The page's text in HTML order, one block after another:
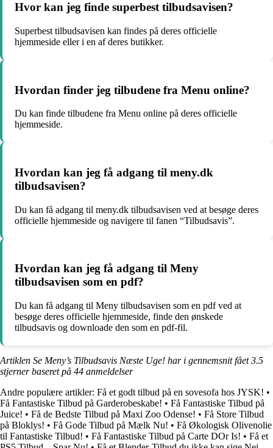
Hvor kan jeg finde superbest tilbudsavisen?
Superbest tilbudsavisen kan findes på deres officielle
hjemmeside eller i en af deres butikker.
Hvordan finder jeg tilbudene fra Menu online?
Du kan finde tilbudene fra Menu online på deres officielle
hjemmeside.
Hvordan kan jeg få adgang til meny.dk
tilbudsavisen?
Du kan få adgang til meny.dk tilbudsavisen ved at besøge deres
officielle hjemmeside og navigere til fanen “Tilbudsavis”.
Hvordan kan jeg få adgang til Meny
tilbudsavisen som en pdf?
Du kan få adgang til Meny tilbudsavisen som en pdf ved at
besøge deres officielle hjemmeside, finde den ønskede
tilbudsavis og downloade den som en pdf-fil.
Artiklen Se Meny’s Tilbudsavis Næste Uge! har i gennemsnit fået3.5
stjerner baseret på 44 anmeldelser
Andre populære artikler: Få et godt tilbud på en sovesofa hos JYSK! •
Få Fantastiske Tilbud på Garderobeskabe! • Få Fantastiske Tilbud på
Juice! • Få de Bedste Tilbud på Maxi Zoo Odense! • Få Store Tilbud
på Bloklys! • Få Gode Tilbud på Mælk Nu! • Få Økologisk Olivenolie
til Fantastiske Tilbud! • Få Fantastiske Tilbud på Carte DOr Is! • Få et